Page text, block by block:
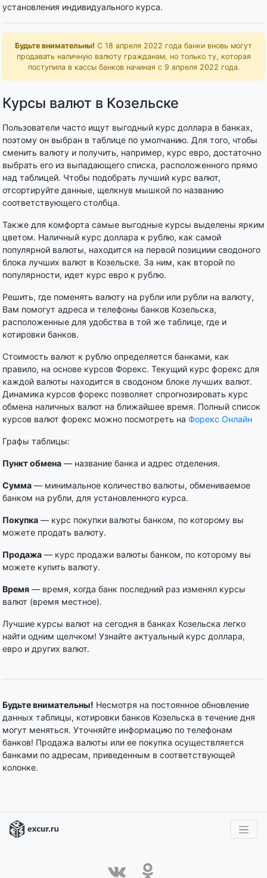
установления индивидуального курса.
Будьте внимательны! С 18 апреля 2022 года банки вновь могут
продавать наличную валюту гражданам, но только ту, которая
поступила в кассы банков начиная с 9 апреля 2022 года.
Курсы валют в Козельске
Пользователи часто ищут выгодный курс доллара в банках,
поэтому он выбран в таблице по умолчанию. Для того, чтобы
сменить валюту и получить, например, курс евро, достаточно
выбрать его из выпадающего списка, расположенного прямо
над таблицей. Чтобы подобрать лучший курс валют,
отсортируйте данные, щелкнув мышкой по названию
соответствующего столбца.
Также для комфорта самые выгодные курсы выделены ярким
цветом. Наличный курс доллара к рублю, как самой
популярной валюты, находится на первой позициии сводоного
блока лучших валют в Козельске. За ним, как второй по
популярности, идет курс евро к рублю.
Решить, где поменять валюту на рубли или рубли на валюту,
Вам помогут адреса и телефоны банков Козельска,
расположенные для удобства в той же таблице, где и
котировки банков.
Стоимость валют к рублю определяется банками, как
правило, на основе курсов Форекс. Текущий курс форекс для
каждой валюты находится в сводоном блоке лучших валют.
Динамика курсов форекс позволяет спрогнозировать курс
обмена наличных валют на ближайшее время. Полный список
курсов валют форекс можно посмотреть на Форекс Онлайн
Графы таблицы:
Пункт обмена — название банка и адрес отделения.
Сумма — минимальное количество валюты, обмениваемое
банком на рубли, для установленного курса.
Покупка — курс покупки валюты банком, по которому вы
можете продать валюту.
Продажа — курс продажи валюты банком, по которому вы
можете купить валюту.
Время — время, когда банк последний раз изменял курсы
валют (время местное).
Лучшие курсы валют на сегодня в банках Козельска легко
найти одним щелчком! Узнайте актуальный курс доллара,
евро и других валют.
Будьте внимательны! Несмотря на постоянное обновление
данных таблицы, котировки банков Козельска в течение дня
могут меняться. Уточняйте информацию по телефонам
банков! Продажа валюты или ее покупка осуществляется
банками по адресам, приведенным в соответствующей
колонке.